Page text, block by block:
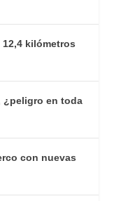
kilómetros
¿peligro en toda
con nuevas